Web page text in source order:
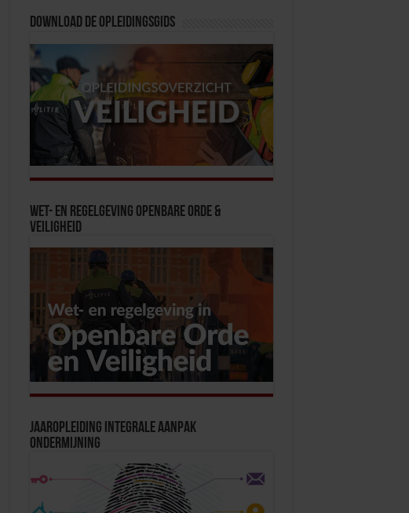
Download de opleidingsgids
Wet- en Regelgeving Openbare Orde &
Veiligheid
Jaaropleiding Integrale Aanpak
Ondermijning